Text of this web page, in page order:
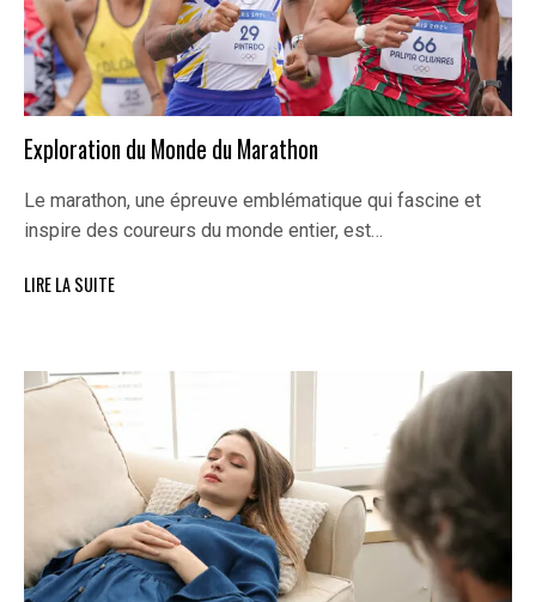
Exploration du Monde du Marathon
Le marathon, une épreuve emblématique qui fascine et
inspire des coureurs du monde entier, est…
LIRE LA SUITE